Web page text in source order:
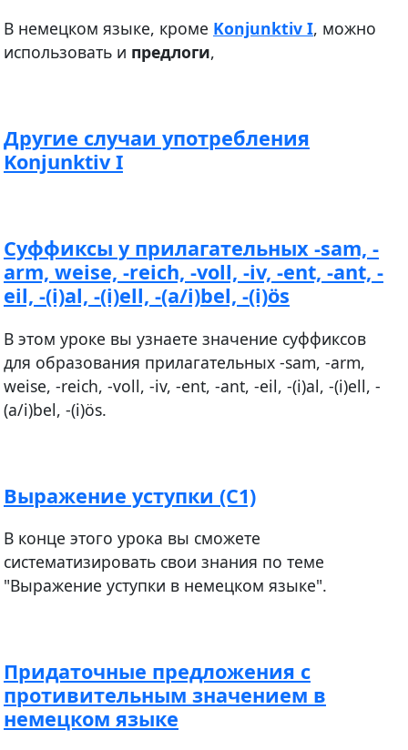
В немецком языке, кроме Konjunktiv I, можно
использовать и предлоги,
Другие случаи употребления
Konjunktiv I
Суффиксы у прилагательных -sam, -
arm, weise, -reich, -voll, -iv, -ent, -ant, -
eil, -(i)al, -(i)ell, -(a/i)bel, -(i)ös
В этом уроке вы узнаете значение суффиксов
для образования прилагательных -sam, -arm,
weise, -reich, -voll, -iv, -ent, -ant, -eil, -(i)al, -(i)ell, -
(a/i)bel, -(i)ös.
Выражение уступки (С1)
В конце этого урока вы сможете
систематизировать свои знания по теме
"Выражение уступки в немецком языке".
Придаточные предложения с
противительным значением в
немецком языке